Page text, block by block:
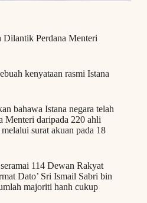
Perdana Menteri
kenyataan rasmi Istana
bahawa Istana negara telah
Menteri daripada 220 ahli
surat akuan pada 18
114 Dewan Rakyat
Dato’ Sri Ismail Sabri bin
majoriti hanh cukup